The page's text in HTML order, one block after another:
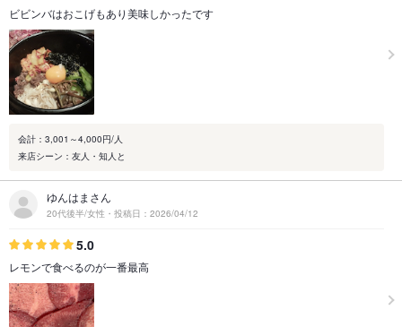
ビビンバはおこげもあり美味しかったです
会計：3,001～4,000円/人
来店シーン：友人・知人と
ゆんはまさん
20代後半/女性・投稿日：2026/04/12
5.0
レモンで食べるのが一番最高